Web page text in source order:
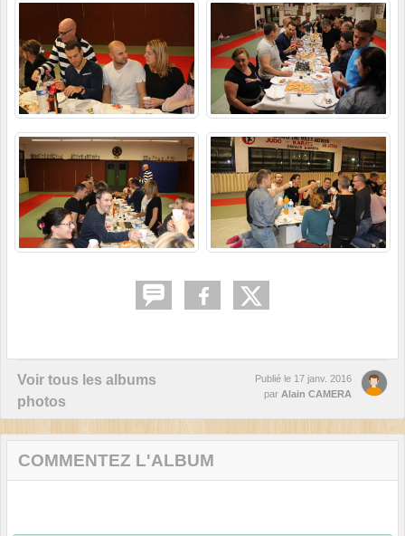
Voir tous les albums
photos
Publié le 17 janv. 2016
par Alain CAMERA
COMMENTEZ L'ALBUM